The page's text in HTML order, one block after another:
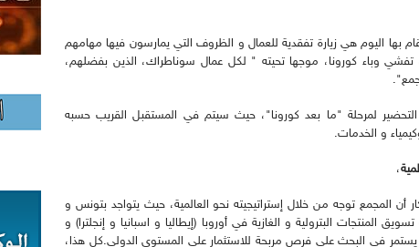
بها اليوم هي زيارة تفقدية للعمال و الظروف التي يمارسون فيها مهامهم
تفشي وباء كورونا، موجها تحيته " لكل عمال سوناطراك، الذين بفضلهم،
لمرحلة "ما بعد كورونا"، حيث سيتم في المستقبل القريب حسبه
و الخدمات.
،
المجمع توجه من خلال إستراتيجيته نحو العالمية، حيث يتواجد بتونس و
المنتجات البترولية و الغازية في أوروبا (إيطاليا و اسبانيا و إنجلترا) و
يستمر في البحث على فرص مربحة للاستثمار على المستوى الدولي.كل هذا،